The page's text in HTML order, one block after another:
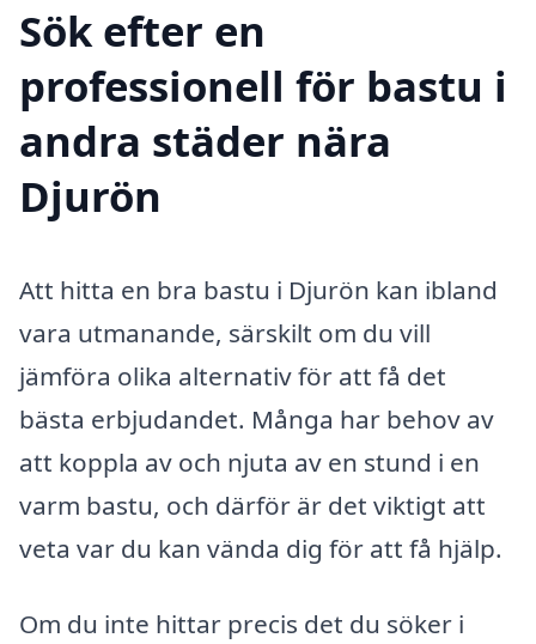
Sök efter en
professionell för bastu i
andra städer nära
Djurön
Att hitta en bra bastu i Djurön kan ibland
vara utmanande, särskilt om du vill
jämföra olika alternativ för att få det
bästa erbjudandet. Många har behov av
att koppla av och njuta av en stund i en
varm bastu, och därför är det viktigt att
veta var du kan vända dig för att få hjälp.
Om du inte hittar precis det du söker i